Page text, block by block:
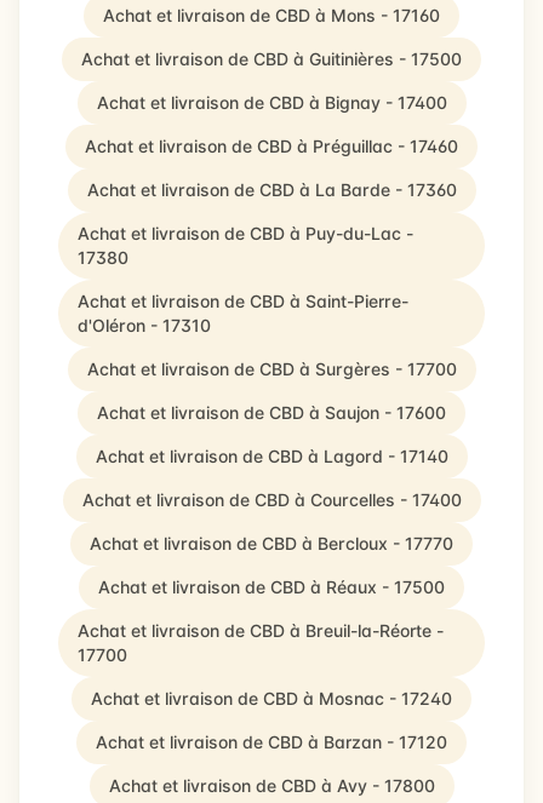
Achat et livraison de CBD à Mons - 17160
Achat et livraison de CBD à Guitinières - 17500
Achat et livraison de CBD à Bignay - 17400
Achat et livraison de CBD à Préguillac - 17460
Achat et livraison de CBD à La Barde - 17360
Achat et livraison de CBD à Puy-du-Lac -
17380
Achat et livraison de CBD à Saint-Pierre-
d'Oléron - 17310
Achat et livraison de CBD à Surgères - 17700
Achat et livraison de CBD à Saujon - 17600
Achat et livraison de CBD à Lagord - 17140
Achat et livraison de CBD à Courcelles - 17400
Achat et livraison de CBD à Bercloux - 17770
Achat et livraison de CBD à Réaux - 17500
Achat et livraison de CBD à Breuil-la-Réorte -
17700
Achat et livraison de CBD à Mosnac - 17240
Achat et livraison de CBD à Barzan - 17120
Achat et livraison de CBD à Avy - 17800